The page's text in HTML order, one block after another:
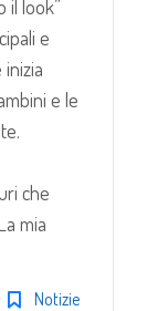
il look”
e
inizia
e le
che
mia
Notizie